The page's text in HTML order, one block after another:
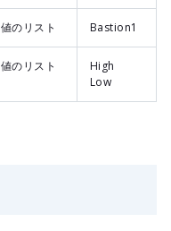
値のリスト Bastion1
値のリスト
High
Low